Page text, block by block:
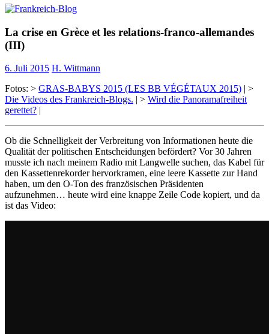
La crise en Grèce et les relations-franco-allemandes
(III)
6. Juli 2015 H. Wittmann
Fotos: > GRAS-BABYS 2015 (LES BB VÉGÉTAUX 2015) | >
Die Videos des Frankreich-Blogs. | > Wird die Panoramafreiheit
gerettet? |
Ob die Schnelligkeit der Verbreitung von Informationen heute die
Qualität der politischen Entscheidungen befördert? Vor 30 Jahren
musste ich nach meinem Radio mit Langwelle suchen, das Kabel für
den Kassettenrekorder hervorkramen, eine leere Kassette zur Hand
haben, um den O-Ton des französischen Präsidenten
aufzunehmen… heute wird eine knappe Zeile Code kopiert, und da
ist das Video: